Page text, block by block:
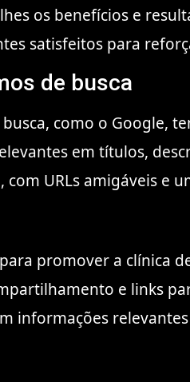
os benefícios e
satisfeitos para
de busca
como o Google,
em títulos,
URLs amigáveis e
promover a clínica
e links
informações